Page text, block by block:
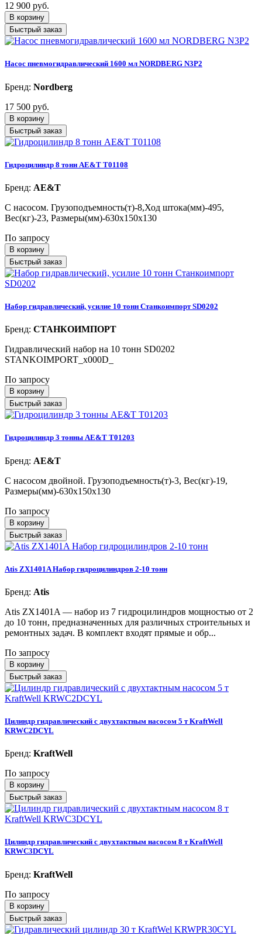
12 900 руб.
В корзину
Быстрый заказ
Насос пневмогидравлический 1600 мл NORDBERG N3P2
Бренд: Nordberg
17 500 руб.
В корзину
Быстрый заказ
Гидроцилиндр 8 тонн AE&T T01108
Бренд: AE&T
С насосом. Грузоподъемность(т)-8,Ход штока(мм)-495,
Вес(кг)-23, Размеры(мм)-630х150х130
По запросу
В корзину
Быстрый заказ
Набор гидравлический, усилие 10 тонн Станкоимпорт SD0202
Бренд: СТАНКОИМПОРТ
Гидравлический набор на 10 тонн SD0202
STANKOIMPORT_x000D_
По запросу
В корзину
Быстрый заказ
Гидроцилиндр 3 тонны AE&T T01203
Бренд: AE&T
С насосом двойной. Грузоподъемность(т)-3, Вес(кг)-19,
Размеры(мм)-630х150х130
По запросу
В корзину
Быстрый заказ
Atis ZX1401A Набор гидроцилиндров 2-10 тонн
Бренд: Atis
Atis ZX1401A — набор из 7 гидроцилиндров мощностью от 2
до 10 тонн, предназначенных для различных строительных и
ремонтных задач. В комплект входят прямые и обр...
По запросу
В корзину
Быстрый заказ
Цилиндр гидравлический с двухтактным насосом 5 т KraftWell
KRWC2DCYL
Бренд: KraftWell
По запросу
В корзину
Быстрый заказ
Цилиндр гидравлический с двухтактным насосом 8 т KraftWell
KRWC3DCYL
Бренд: KraftWell
По запросу
В корзину
Быстрый заказ